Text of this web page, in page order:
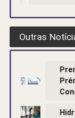
Outras